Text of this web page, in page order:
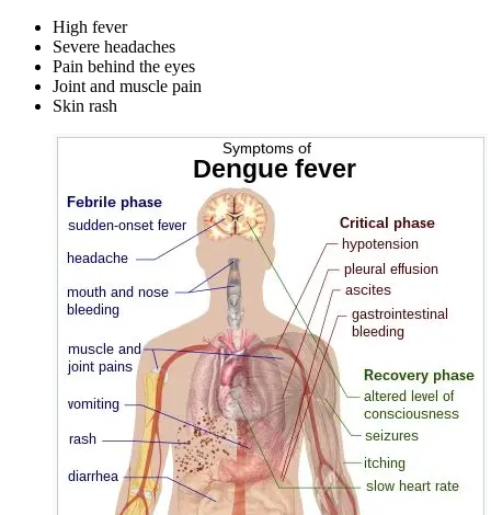
High fever
Severe headaches
Pain behind the eyes
Joint and muscle pain
Skin rash